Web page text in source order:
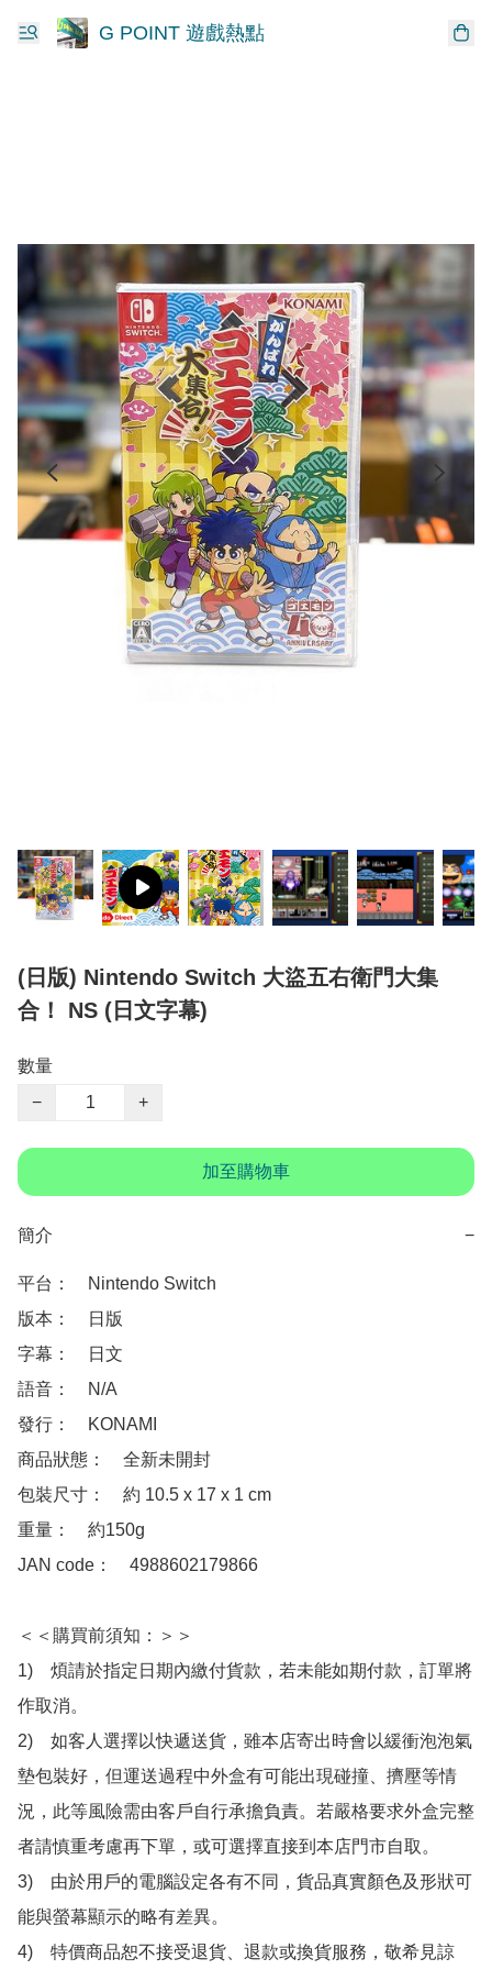
G POINT 遊戲熱點
(日版) Nintendo Switch 大盜五右衛門大集
合！ NS (日文字幕)
數量
−
+
加至購物車
簡介 −
平台：　Nintendo Switch
版本：　日版
字幕：　日文
語音：　N/A
發行：　KONAMI
商品狀態：　全新未開封
包裝尺寸：　約 10.5 x 17 x 1 cm
重量：　約150g
JAN code：　4988602179866
＜＜購買前須知：＞＞
1)　煩請於指定日期內繳付貨款，若未能如期付款，訂單將
作取消。
2)　如客人選擇以快遞送貨，雖本店寄出時會以緩衝泡泡氣
墊包裝好，但運送過程中外盒有可能出現碰撞、擠壓等情
況，此等風險需由客戶自行承擔負責。若嚴格要求外盒完整
者請慎重考慮再下單，或可選擇直接到本店門市自取。
3)　由於用戶的電腦設定各有不同，貨品真實顏色及形狀可
能與螢幕顯示的略有差異。
4)　特價商品恕不接受退貨、退款或換貨服務，敬希見諒